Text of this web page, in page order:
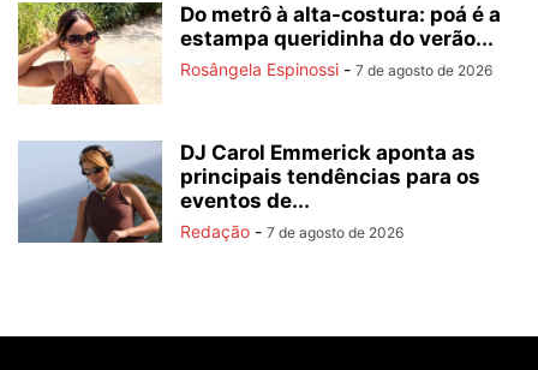
Do metrô à alta-costura: poá é a
estampa queridinha do verão...
Rosângela Espinossi - 7 de agosto de 2026
DJ Carol Emmerick aponta as
principais tendências para os
eventos de...
Redação - 7 de agosto de 2026